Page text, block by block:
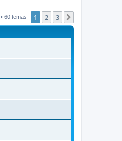
• 60 temas 1 2 3